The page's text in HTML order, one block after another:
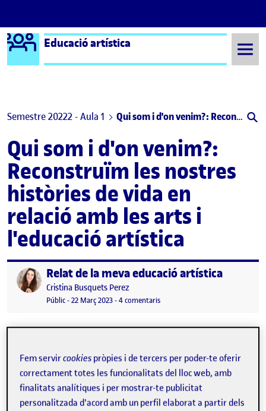
Saltar al contingut
Logo Ágora
Educació artística
Semestre 20222 - Aula 1 Qui som i d'on venim?: Reconstruïm les nostres històries de vida en relació amb les arts i l'educació artística
Qui som i d'on venim?:
Reconstruïm les nostres
històries de vida en
relació amb les arts i
l'educació artística
Publicat perRelat de la meva educació artística
Publicat per
Cristina Busquets Perez
Visibilitat:
Públic-Data de publicació
22 Març 2023-4 comentarisa Relat de la meva educació
Fem servircookies pròpies i de tercers per poder-te oferir
correctament totes les funcionalitats del lloc web, amb
finalitats analítiques i per mostrar-te publicitat
personalitzada d'acord amb un perfil elaborat a partir dels